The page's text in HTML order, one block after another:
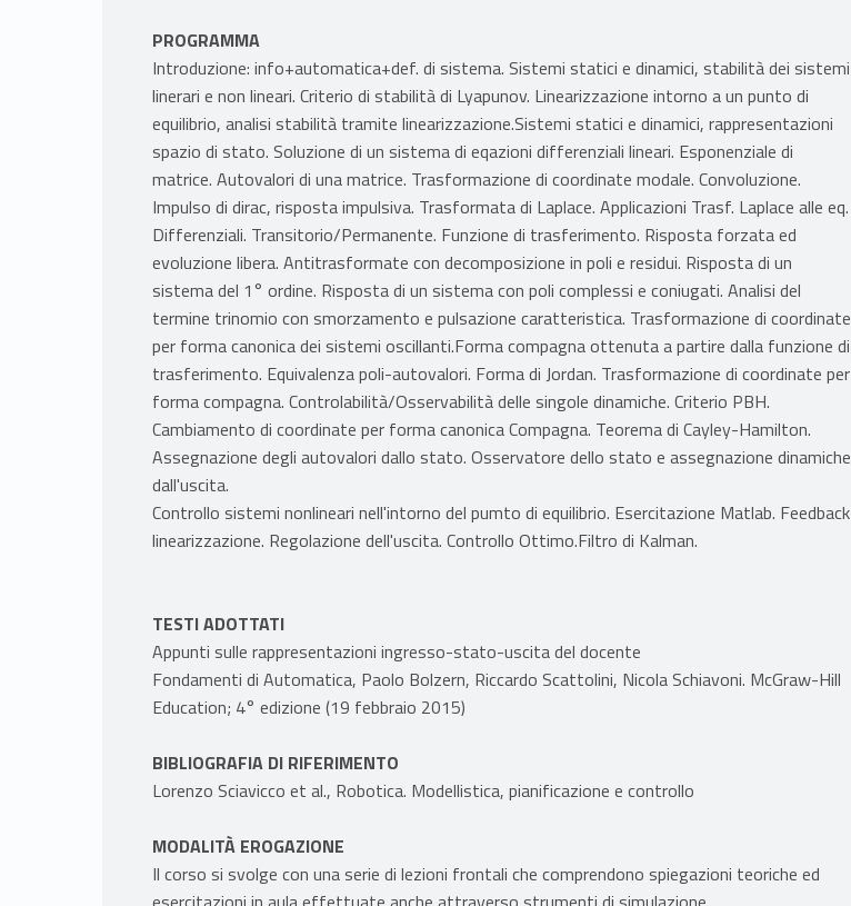
PROGRAMMA
Introduzione: info+automatica+def. di sistema. Sistemi statici e dinamici, stabilità dei sistemi
linerari e non lineari. Criterio di stabilità di Lyapunov. Linearizzazione intorno a un punto di
equilibrio, analisi stabilità tramite linearizzazione.Sistemi statici e dinamici, rappresentazioni
spazio di stato. Soluzione di un sistema di eqazioni differenziali lineari. Esponenziale di
matrice. Autovalori di una matrice. Trasformazione di coordinate modale. Convoluzione.
Impulso di dirac, risposta impulsiva. Trasformata di Laplace. Applicazioni Trasf. Laplace alle eq.
Differenziali. Transitorio/Permanente. Funzione di trasferimento. Risposta forzata ed
evoluzione libera. Antitrasformate con decomposizione in poli e residui. Risposta di un
sistema del 1° ordine. Risposta di un sistema con poli complessi e coniugati. Analisi del
termine trinomio con smorzamento e pulsazione caratteristica. Trasformazione di coordinate
per forma canonica dei sistemi oscillanti.Forma compagna ottenuta a partire dalla funzione di
trasferimento. Equivalenza poli-autovalori. Forma di Jordan. Trasformazione di coordinate per
forma compagna. Controlabilità/Osservabilità delle singole dinamiche. Criterio PBH.
Cambiamento di coordinate per forma canonica Compagna. Teorema di Cayley-Hamilton.
Assegnazione degli autovalori dallo stato. Osservatore dello stato e assegnazione dinamiche
dall'uscita.
Controllo sistemi nonlineari nell'intorno del pumto di equilibrio. Esercitazione Matlab. Feedback
linearizzazione. Regolazione dell'uscita. Controllo Ottimo.Filtro di Kalman.
TESTI ADOTTATI
Appunti sulle rappresentazioni ingresso-stato-uscita del docente
Fondamenti di Automatica, Paolo Bolzern, Riccardo Scattolini, Nicola Schiavoni. McGraw-Hill
Education; 4° edizione (19 febbraio 2015)
BIBLIOGRAFIA DI RIFERIMENTO
Lorenzo Sciavicco et al., Robotica. Modellistica, pianificazione e controllo
MODALITÀ EROGAZIONE
Il corso si svolge con una serie di lezioni frontali che comprendono spiegazioni teoriche ed